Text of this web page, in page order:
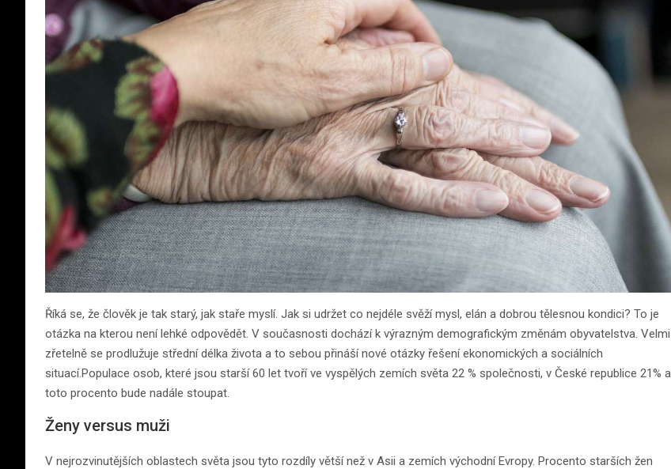
Říká se, že člověk je tak starý, jak staře myslí. Jak si udržet co nejdéle svěží mysl, elán a dobrou tělesnou kondici? To je
otázka na kterou není lehké odpovědět. V současnosti dochází k výrazným demografickým změnám obyvatelstva. Velmi
zřetelně se prodlužuje střední délka života a to sebou přináší nové otázky řešení ekonomických a sociálních
situací.Populace osob, které jsou starší 60 let tvoří ve vyspělých zemích světa 22 % společnosti, v České republice 21% a
toto procento bude nadále stoupat.
Ženy versus muži
V nejrozvinutějších oblastech světa jsou tyto rozdíly větší než v Asii a zemích východní Evropy. Procento starších žen